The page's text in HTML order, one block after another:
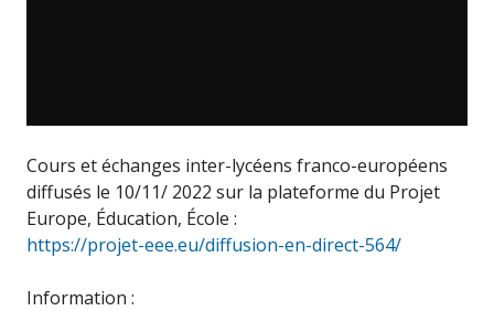
Cours et échanges inter-lycéens franco-européens
diffusés le 10/11/ 2022 sur la plateforme du Projet
Europe, Éducation, École :
https://projet-eee.eu/diffusion-en-direct-564/
Information :